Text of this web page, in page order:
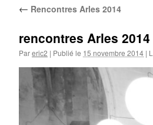
← Rencontres Arles 2014
rencontres Arles 2014
Pareric2 | Publié le 15 novembre 2014 |